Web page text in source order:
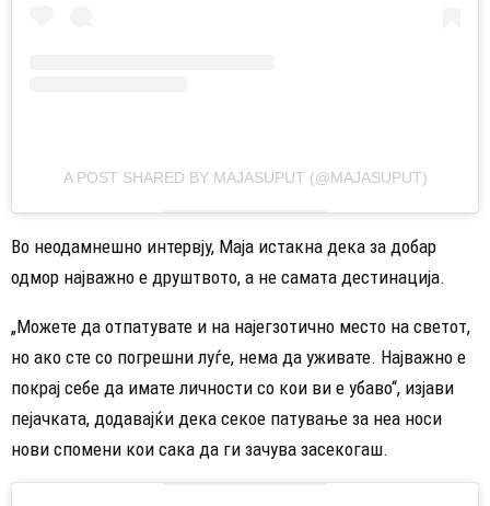
A POST SHARED BY MAJASUPUT (@MAJASUPUT)
Во неодамнешно интервју, Маја истакна дека за добар
одмор најважно е друштвото, а не самата дестинација.
„Можете да отпатувате и на најегзотично место на светот,
но ако сте со погрешни луѓе, нема да уживате. Најважно е
покрај себе да имате личности со кои ви е убаво“, изјави
пејачката, додавајќи дека секое патување за неа носи
нови спомени кои сака да ги зачува засекогаш.